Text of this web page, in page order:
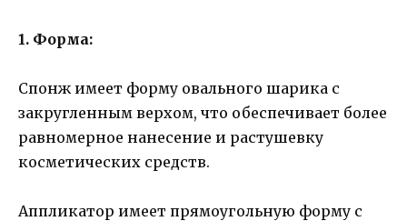
1. Форма:
Спонж имеет форму овального шарика с
закругленным верхом, что обеспечивает более
равномерное нанесение и растушевку
косметических средств.
Аппликатор имеет прямоугольную форму с